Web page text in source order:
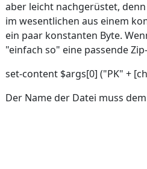
aber leicht nachgerüstet,
im wesentlichen aus einem
ein paar konstanten Byte.
"einfach so" eine passende
set-content $args[0] ("PK" +
Der Name der Datei muss